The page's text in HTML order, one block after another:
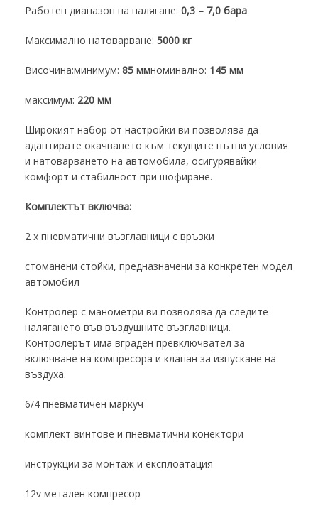
Работен диапазон на налягане: 0,3 – 7,0 бара
Максимално натоварване: 5000 кг
Височина:минимум: 85 ммноминално: 145 мм
максимум: 220 мм
Широкият набор от настройки ви позволява да
адаптирате окачването към текущите пътни условия
и натоварването на автомобила, осигурявайки
комфорт и стабилност при шофиране.
Комплектът включва:
2 x пневматични възглавници с връзки
стоманени стойки, предназначени за конкретен модел
автомобил
Контролер с манометри ви позволява да следите
налягането във въздушните възглавници.
Контролерът има вграден превключвател за
включване на компресора и клапан за изпускане на
въздуха.
6/4 пневматичен маркуч
комплект винтове и пневматични конектори
инструкции за монтаж и експлоатация
12v метален компресор